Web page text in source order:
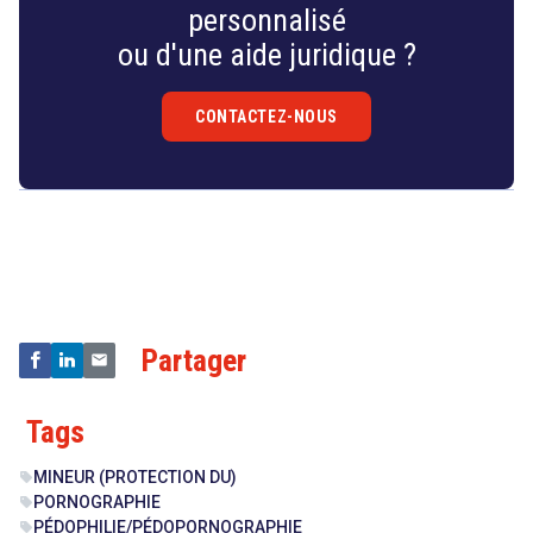
personnalisé
ou d'une aide juridique ?
CONTACTEZ-NOUS
Partager
Tags
sell MINEUR (PROTECTION DU)
sell PORNOGRAPHIE
sell PÉDOPHILIE/PÉDOPORNOGRAPHIE